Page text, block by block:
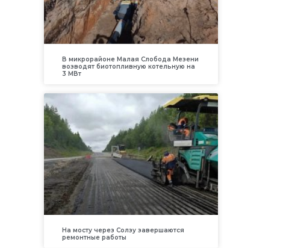
В микрорайоне Малая Слобода Мезени
возводят биотопливную котельную на
3 МВт
На мосту через Солзу завершаются
ремонтные работы